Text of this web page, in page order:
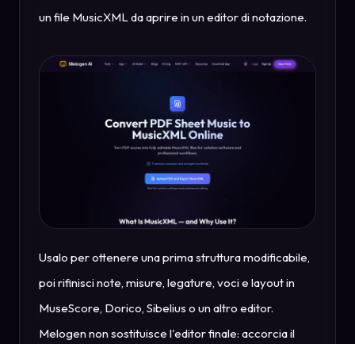
un file MusicXML da aprire in un editor di notazione.
Usalo per ottenere una prima struttura modificabile,
poi rifinisci note, misure, legature, voci e layout in
MuseScore, Dorico, Sibelius o un altro editor.
Melogen non sostituisce l'editor finale: accorcia il